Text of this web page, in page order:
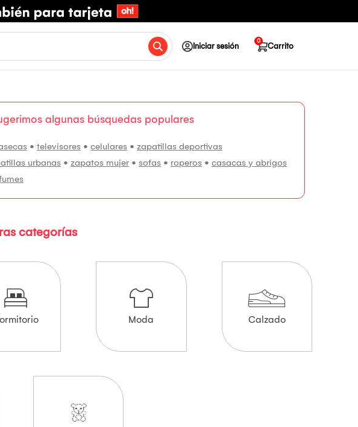
Iniciar sesión Carrito
0
algunas búsquedas populares
• televisores • celulares • zapatillas deportivas
urbanas • zapatos mujer • sofas • roperos • casacas y abrigos
categorías
Moda Calzado